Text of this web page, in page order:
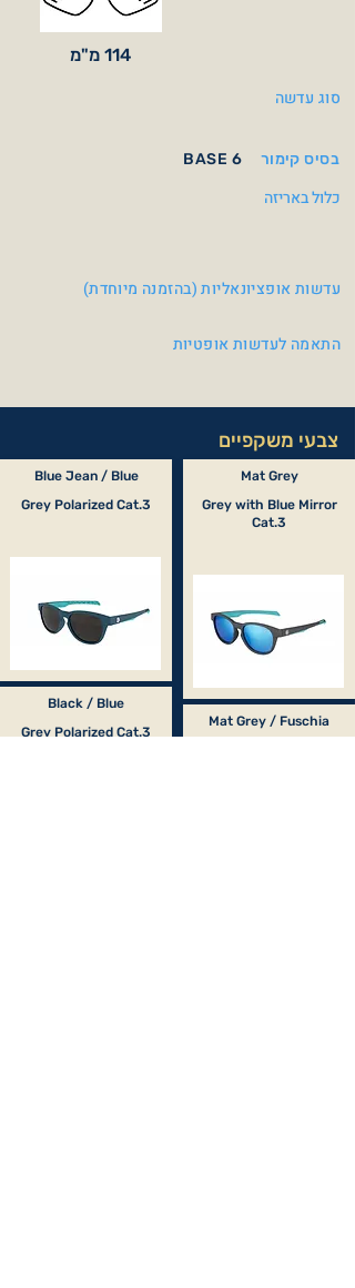
114 מ"מ
סוג עדשה
BASE 6 בסיס קימור
כלול באריזה
עדשות אופציונאליות (בהזמנה מיוחדת)
התאמה לעדשות אופטיות
צבעי משקפיים
Blue Jean / Blue
Grey Polarized Cat.3
Black / Blue
Grey Polarized Cat.3
Mat Grey
Grey with Blue Mirror
Cat.3
Mat Grey / Fuschia